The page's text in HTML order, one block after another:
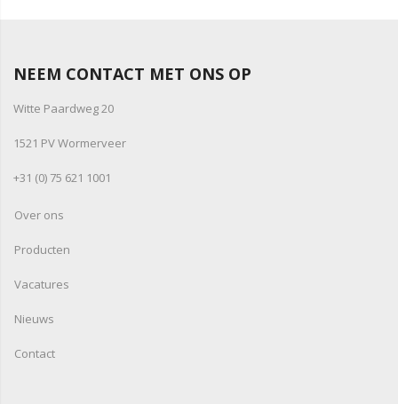
NEEM CONTACT MET ONS OP
Witte Paardweg 20
1521 PV Wormerveer
+31 (0) 75 621 1001
Over ons
Producten
Vacatures
Nieuws
Contact